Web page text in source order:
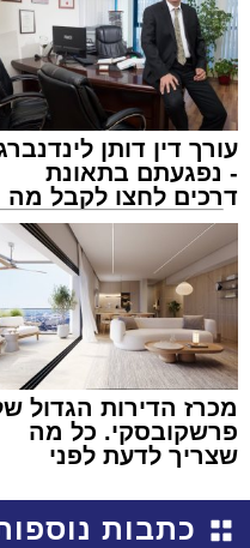
עורך דין דותן
- נפגעתם בתאונת
דרכים לחצו לקבל מה
שמגיע לכם
מכרז הדירות הגדול
פרשקובסקי. כל מה
שצריך לדעת לפני
באשדוד
כתבות